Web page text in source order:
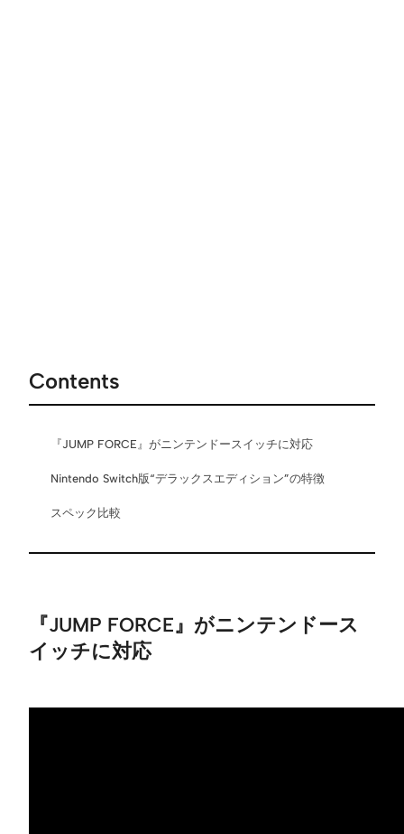
Contents
『JUMP FORCE』がニンテンドースイッチに対応
Nintendo Switch版“デラックスエディション”の特徴
スペック比較
『JUMP FORCE』がニンテンドース
イッチに対応